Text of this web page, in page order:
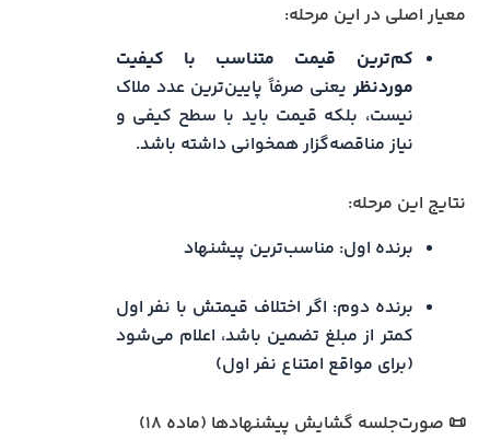
معیار اصلی در این مرحله:
کم‌ترین قیمت متناسب با کیفیت
موردنظر یعنی صرفاً پایین‌ترین عدد ملاک
نیست، بلکه قیمت باید با سطح کیفی و
نیاز مناقصه‌گزار همخوانی داشته باشد.
نتایج این مرحله:
برنده اول: مناسب‌ترین پیشنهاد
برنده دوم: اگر اختلاف قیمتش با نفر اول
کمتر از مبلغ تضمین باشد، اعلام می‌شود
(برای مواقع امتناع نفر اول)
📜 صورت‌جلسه گشایش پیشنهادها (ماده ۱۸)